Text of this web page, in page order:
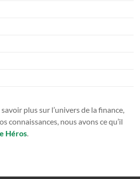
plus sur l’univers de la finance,
connaissances, nous avons ce qu’il
Héros